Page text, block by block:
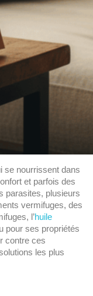
se nourrissent dans
et parfois des
parasites, plusieurs
vermifuges, des
l’huile
pour ses propriétés
contre ces
les plus